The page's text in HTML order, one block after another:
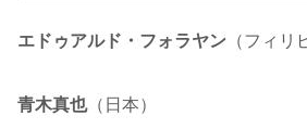
エドゥアルド・フォラヤン （フィリ
青木真也（日本）